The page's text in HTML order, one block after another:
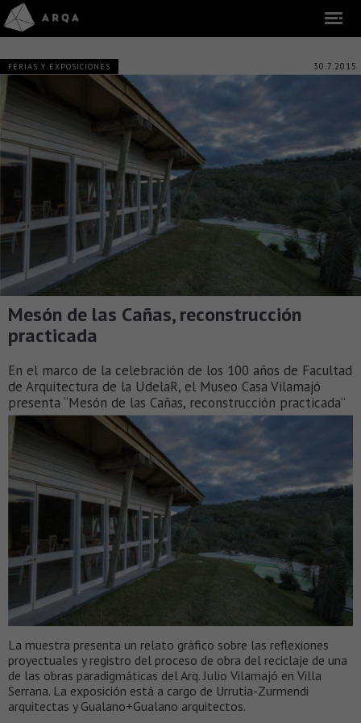
FERIAS Y EXPOSICIONES 30.7.2015
Mesón de las Cañas, reconstrucción
practicada
En el marco de la celebración de los 100 años de Facultad
de Arquitectura de la UdelaR, el Museo Casa Vilamajó
presenta “Mesón de las Cañas, reconstrucción practicada”
La muestra presenta un relato gráfico sobre las reflexiones
proyectuales y registro del proceso de obra del reciclaje de una
de las obras paradigmáticas del Arq. Julio Vilamajó en Villa
Serrana. La exposición está a cargo de Urrutia-Zurmendi
arquitectas y Gualano+Gualano arquitectos.